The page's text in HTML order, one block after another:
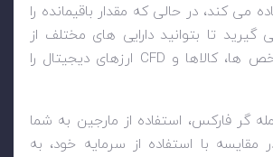
می کند، در حالی که مقدار باقیمانده را
گیرید تا بتوانید دارایی های مختلف از
ها، کالاها و CFD ارزهای دیجیتال را
گر فارکس، استفاده از مارجین به شما
با استفاده از سرمایه خود، به